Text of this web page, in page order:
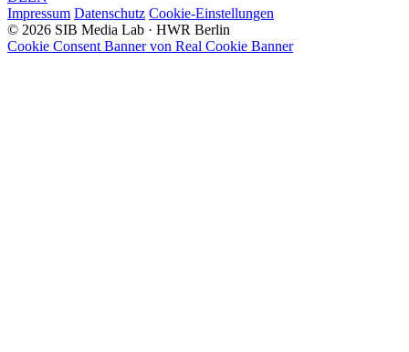
Impressum Datenschutz Cookie-Einstellungen
© 2026 SIB Media Lab · HWR Berlin
Cookie Consent Banner von Real Cookie Banner